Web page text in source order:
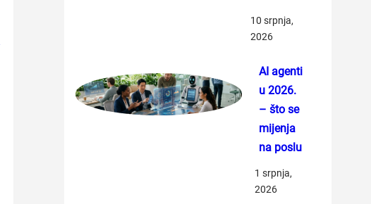
10 srpnja,
2026
AI agenti
u 2026.
– što se
mijenja
na poslu
1 srpnja,
2026